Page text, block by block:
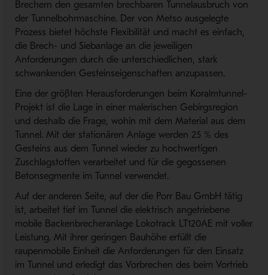
Brechern den gesamten brechbaren Tunnelausbruch von
der Tunnelbohrmaschine. Der von Metso ausgelegte
Prozess bietet höchste Flexibilität und macht es einfach,
die Brech- und Siebanlage an die jeweiligen
Anforderungen durch die unterschiedlichen, stark
schwankenden Gesteinseigenschaften anzupassen.
Eine der größten Herausforderungen beim Koralmtunnel-
Projekt ist die Lage in einer malerischen Gebirgsregion
und deshalb die Frage, wohin mit dem Material aus dem
Tunnel. Mit der stationären Anlage werden 25 % des
Gesteins aus dem Tunnel wieder zu hochwertigen
Zuschlagstoffen verarbeitet und für die gegossenen
Betonsegmente im Tunnel verwendet.
Auf der anderen Seite, auf der die Porr Bau GmbH tätig
ist, arbeitet tief im Tunnel die elektrisch angetriebene
mobile Backenbrecheranlage Lokotrack LT120AE mit voller
Leistung. Mit ihrer geringen Bauhöhe erfüllt die
raupenmobile Einheit die Anforderungen für den Einsatz
im Tunnel und erledigt das Vorbrechen des beim Vortrieb